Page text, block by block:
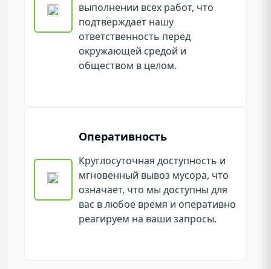
выполнении всех работ, что
подтверждает нашу
ответственность перед
окружающей средой и
обществом в целом.
Оперативность
Круглосуточная доступность и
мгновенный вывоз мусора, что
означает, что мы доступны для
вас в любое время и оперативно
реагируем на ваши запросы.